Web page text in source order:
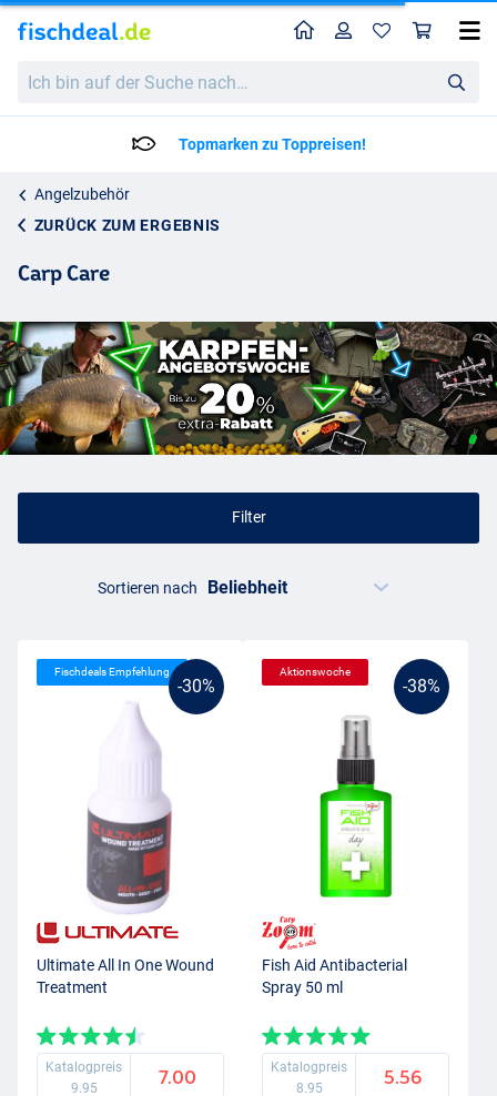
bin
HomeProfil
Topmarken zu Toppreisen!
Angelzubehör
ZURÜCK ZUM ERGEBNIS
Carp Care
Filter
Sortieren nach
-30%
Fischdeals Empfehlung
Ultimate All In One Wound
Treatment
Katalogpreis
9.95
7.00
-38%
Aktionswoche
Fish Aid Antibacterial
Spray 50 ml
Katalogpreis
8.95
5.56